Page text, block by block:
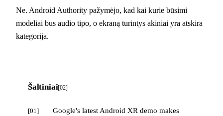
Ne. Android Authority pažymėjo, kad kai kurie būsimi
modeliai bus audio tipo, o ekraną turintys akiniai yra atskira
kategorija.
Šaltiniai[02]
[01]
Google's latest Android XR demo makes